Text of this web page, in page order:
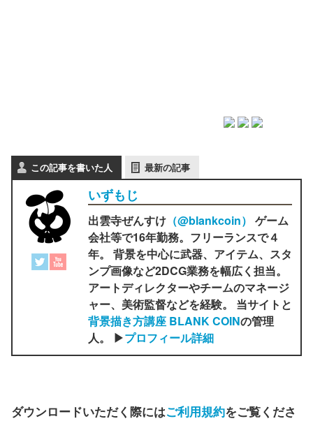
この記事を書いた人 最新の記事
いずもじ
出雲寺ぜんすけ （‎@blankcoin） ゲーム
会社等で16年勤務。フリーランスで４
年。 背景を中心に武器、アイテム、スタ
ンプ画像など2DCG業務を幅広く担当。
アートディレクターやチームのマネージ
ャー、美術監督などを経験。 当サイトと
背景描き方講座 BLANK COINの管理
人。 ▶プロフィール詳細
ダウンロードいただく際にはご利用規約をご覧くださ